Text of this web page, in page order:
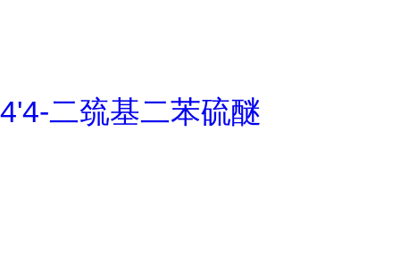
4'4-二巯基二苯硫醚